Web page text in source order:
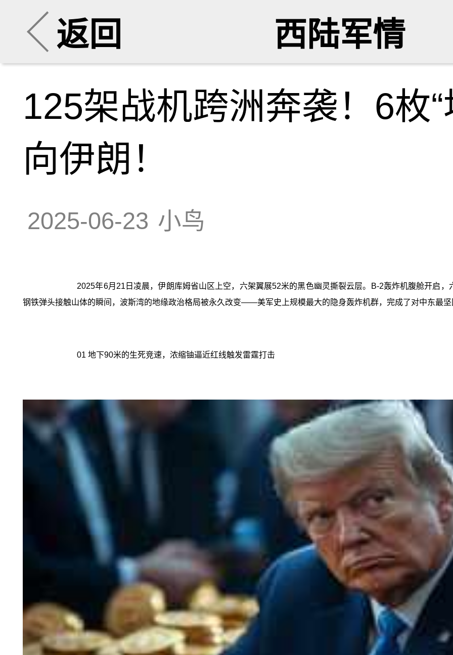
返回 西陆军情
125架战机跨洲奔袭！6枚
向伊朗！
2025-06-23 小鸟
2025年6月21日凌晨，伊朗库姆省山区上空，六架翼展52米的黑色幽灵撕裂云层。B-2轰炸机腹舱开启
钢铁弹头接触山体的瞬间，波斯湾的地缘政治格局被永久改变——美军史上规模最大的隐身轰炸机群，完成了对中东最坚
01 地下90米的生死竞速，浓缩铀逼近红线触发雷霆打击